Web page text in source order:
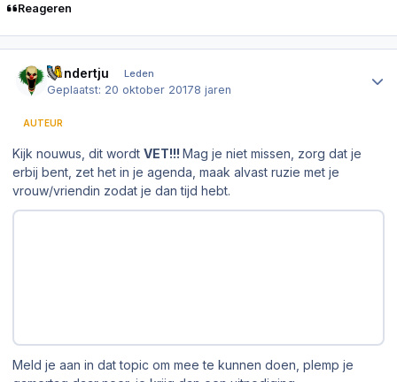
Reageren
Sandertju Leden
Geplaatst: 20 oktober 20178 jaren
AUTEUR
Kijk nouwus, dit wordt VET!!! Mag je niet missen, zorg dat je
erbij bent, zet het in je agenda, maak alvast ruzie met je
vrouw/vriendin zodat je dan tijd hebt.
Meld je aan in dat topic om mee te kunnen doen, plemp je